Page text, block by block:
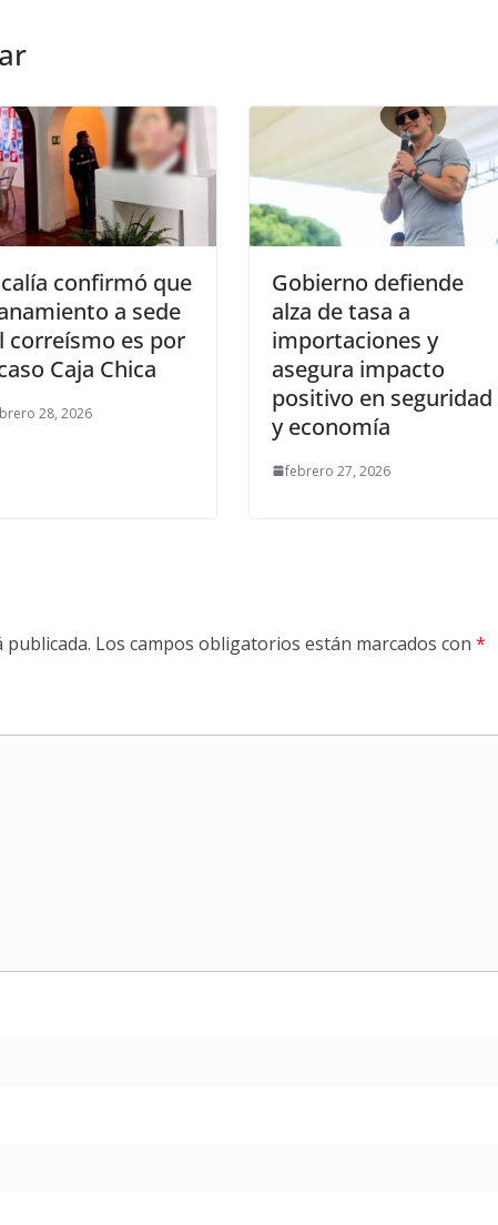
confirmó que
a sede
correísmo es por
Caja Chica
28, 2026
Gobierno defiende
alza de tasa a
importaciones y
asegura impacto
positivo en seguridad
y economía
febrero 27, 2026
Los campos obligatorios están marcados con *